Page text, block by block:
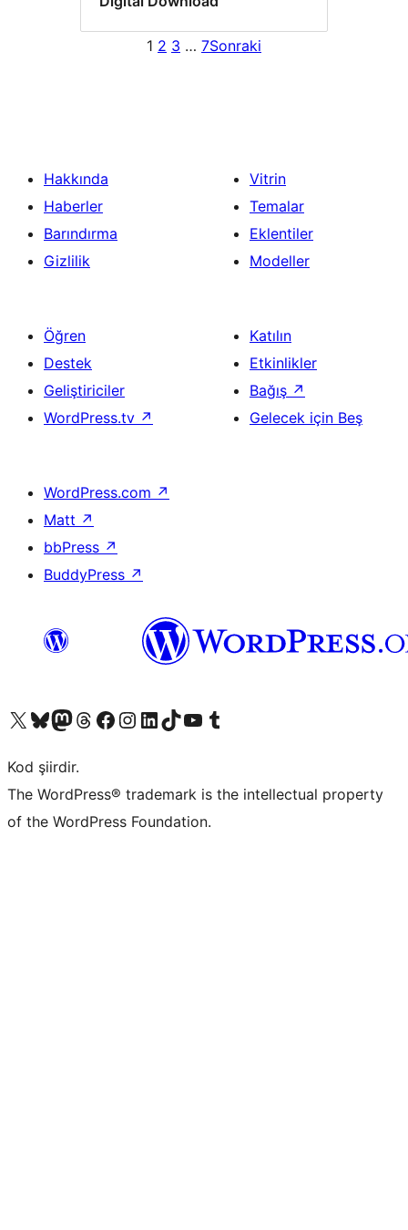
1 2 3 … 7Sonraki
Hakkında
Haberler
Barındırma
Gizlilik
Vitrin
Temalar
Eklentiler
Modeller
Öğren
Destek
Geliştiriciler
WordPress.tv ↗
Katılın
Etkinlikler
Bağış ↗
Gelecek için Beş
WordPress.com ↗
Matt ↗
bbPress ↗
BuddyPress ↗
X (eski Twitter) hesabımıza bakın
Bluesky hesabımızı ziyaret edinMastodon hesabımızı ziyaret edinThreads hesabımızı ziyaret edinFacebook sayfamızı ziyaret edinInstagram hesabımızı ziyaret edinLinkedIn hesabımızı ziyaret edinTikTok hesabımızı ziyaret edinYouTube kanalımızı ziyaret edinTumblr hesabımızı ziyaret edin
Kod şiirdir.
The WordPress® trademark is the intellectual property
of the WordPress Foundation.